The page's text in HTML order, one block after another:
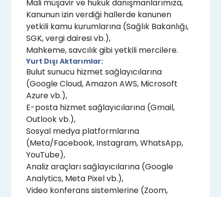
Mali müşavir ve hukuk danışmanlarımıza,
Kanunun izin verdiği hallerde kanunen
yetkili kamu kurumlarına (Sağlık Bakanlığı,
SGK, vergi dairesi vb.),
Mahkeme, savcılık gibi yetkili mercilere.
Yurt Dışı Aktarımlar:
Bulut sunucu hizmet sağlayıcılarına
(Google Cloud, Amazon AWS, Microsoft
Azure vb.),
E-posta hizmet sağlayıcılarına (Gmail,
Outlook vb.),
Sosyal medya platformlarına
(Meta/Facebook, Instagram, WhatsApp,
YouTube),
Analiz araçları sağlayıcılarına (Google
Analytics, Meta Pixel vb.),
Video konferans sistemlerine (Zoom,